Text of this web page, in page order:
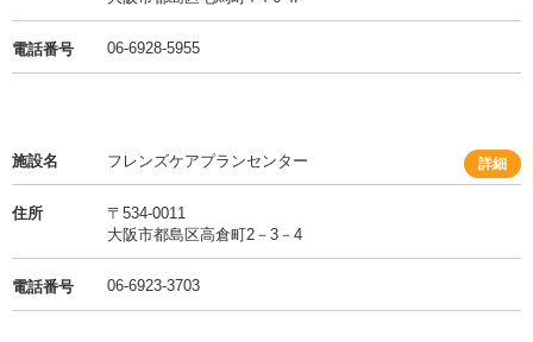
電話番号 06-6928-5955
施設名 フレンズケアプランセンター 詳細
住所
〒534-0011
大阪市都島区高倉町2－3－4
電話番号 06-6923-3703